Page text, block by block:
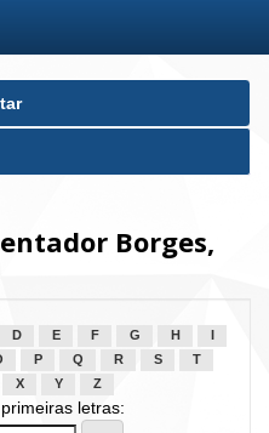
Borges,
D E F G H
P Q R S
T
X Y Z
letras: